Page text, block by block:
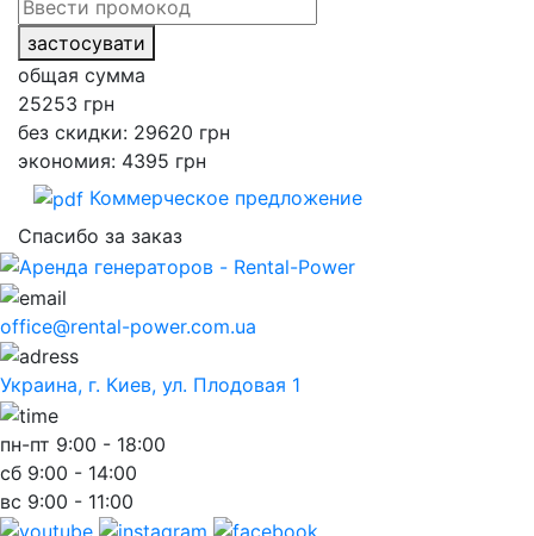
застосувати
общая сумма
25253 грн
без скидки: 29620 грн
экономия: 4395 грн
Коммерческое предложение
Спасибо за заказ
office@rental-power.com.ua
Украина, г. Киев, ул. Плодовая 1
пн-пт 9:00 - 18:00
сб 9:00 - 14:00
вс 9:00 - 11:00